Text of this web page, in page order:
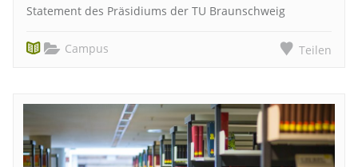
Statement des Präsidiums der TU Braunschweig
Campus Teilen